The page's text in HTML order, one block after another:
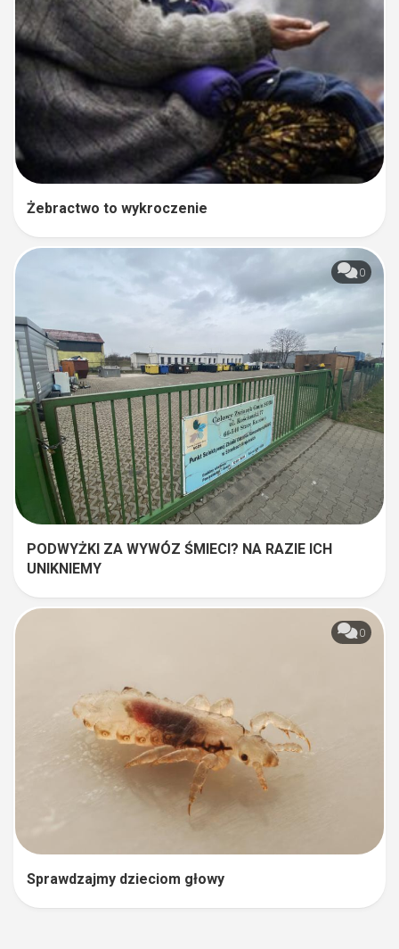
Żebractwo to wykroczenie
0
PODWYŻKI ZA WYWÓZ ŚMIECI? NA RAZIE ICH
UNIKNIEMY
0
Sprawdzajmy dzieciom głowy